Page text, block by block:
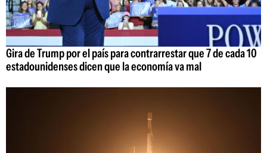
Gira de Trump por el país para contrarrestar que 7 de cada 10
estadounidenses dicen que la economía va mal